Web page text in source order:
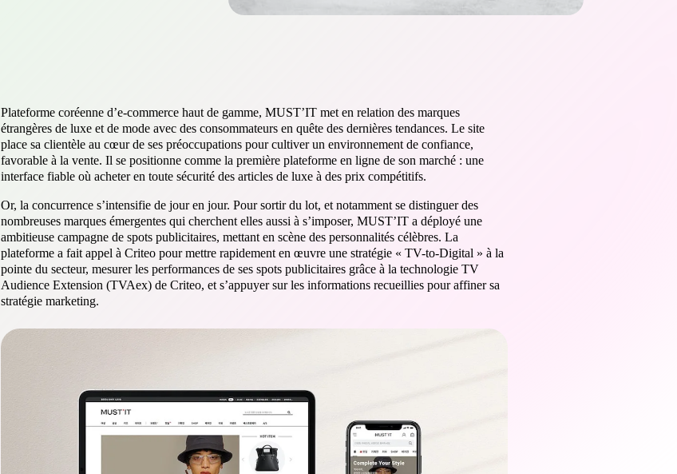
Plateforme coréenne d’e-commerce haut de gamme, MUST’IT met en relation des marques
étrangères de luxe et de mode avec des consommateurs en quête des dernières tendances. Le site
place sa clientèle au cœur de ses préoccupations pour cultiver un environnement de confiance,
favorable à la vente. Il se positionne comme la première plateforme en ligne de son marché : une
interface fiable où acheter en toute sécurité des articles de luxe à des prix compétitifs.
Or, la concurrence s’intensifie de jour en jour. Pour sortir du lot, et notamment se distinguer des
nombreuses marques émergentes qui cherchent elles aussi à s’imposer, MUST’IT a déployé une
ambitieuse campagne de spots publicitaires, mettant en scène des personnalités célèbres. La
plateforme a fait appel à Criteo pour mettre rapidement en œuvre une stratégie « TV-to-Digital » à la
pointe du secteur, mesurer les performances de ses spots publicitaires grâce à la technologie TV
Audience Extension (TVAex) de Criteo, et s’appuyer sur les informations recueillies pour affiner sa
stratégie marketing.